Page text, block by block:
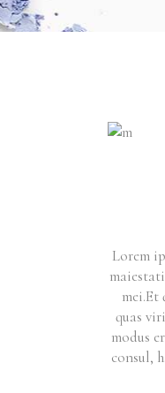
Lorem
mei.Et
quas
modus
consul,